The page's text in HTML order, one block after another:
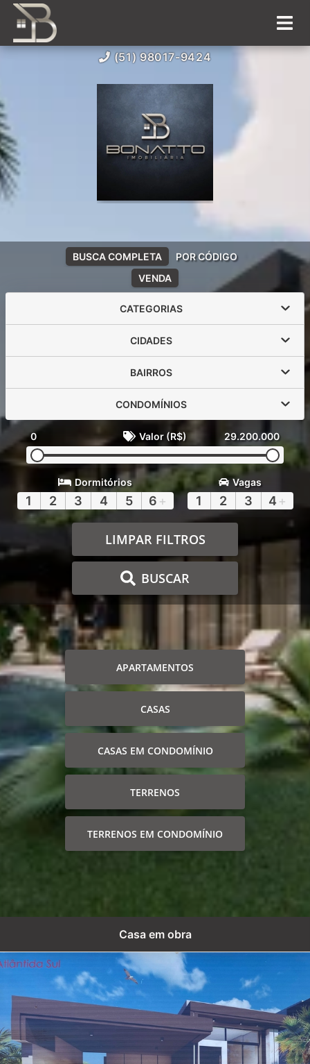
(51) 98017-9424
VENDA
BUSCA COMPLETA POR CÓDIGO
CATEGORIAS
CIDADES
BAIRROS
CONDOMÍNIOS
0 Valor (R$) 29.200.000
Dormitórios
1 2 3 4 5 6 +
Vagas
1 2 3 4 +
LIMPAR FILTROS
BUSCAR
APARTAMENTOS
CASAS
CASAS EM CONDOMÍNIO
TERRENOS
TERRENOS EM CONDOMÍNIO
Casa em obra